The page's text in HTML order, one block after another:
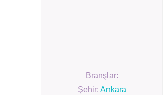
Branşlar:
Şehir: Ankara